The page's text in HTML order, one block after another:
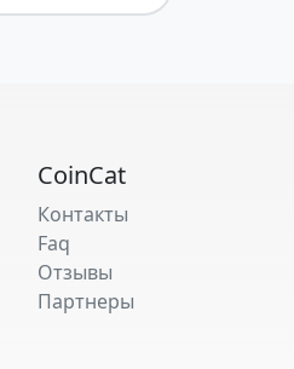
CoinCat
Контакты
Faq
Отзывы
Партнеры